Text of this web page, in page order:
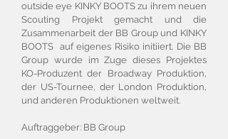
outside eye KINKY BOOTS zu ihrem neuen
Scouting Projekt gemacht und die
Zusammenarbeit der BB Group und KINKY
BOOTS auf eigenes Risiko initiiert. Die BB
Group wurde im Zuge dieses Projektes
KO-Produzent der Broadway Produktion,
der US-Tournee, der London Produktion,
und anderen Produktionen weltweit.
Auftraggeber: BB Group